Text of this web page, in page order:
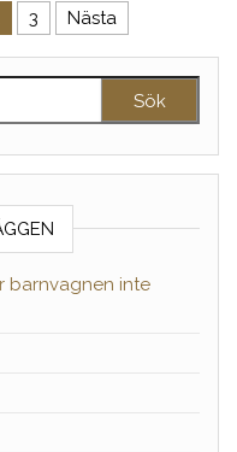
3 Nästa
barnvagnen inte